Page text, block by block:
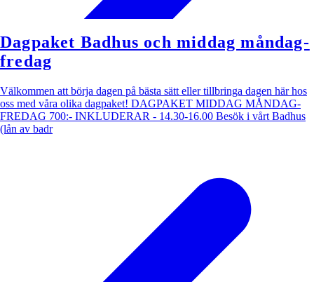
Dagpaket Badhus och middag måndag-
fredag
Välkommen att börja dagen på bästa sätt eller tillbringa dagen här hos
oss med våra olika dagpaket! DAGPAKET MIDDAG MÅNDAG-
FREDAG 700:- INKLUDERAR - 14.30-16.00 Besök i vårt Badhus
(lån av badr